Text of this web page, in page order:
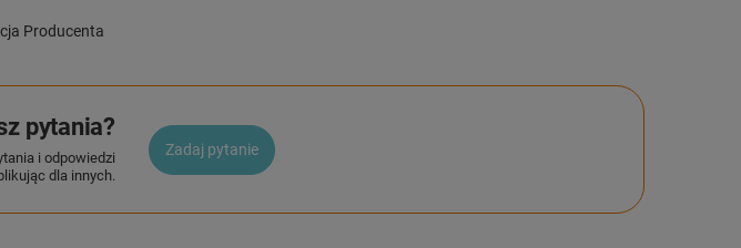
Producenta
pytania?
i odpowiedzi
dla innych.
Zadaj pytanie